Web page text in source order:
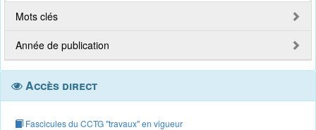
Mots clés
Année de publication
Accès direct
Fascicules du CCTG "travaux" en vigueur